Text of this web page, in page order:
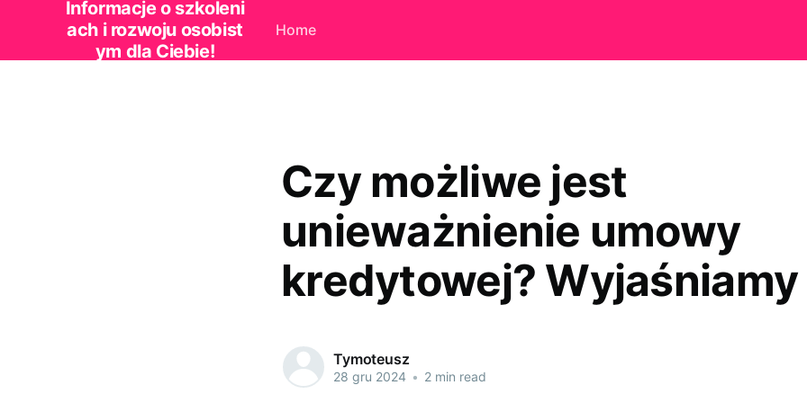
Informacje o szkoleni
ach i rozwoju osobist
ym dla Ciebie!
Home
Czy możliwe jest
unieważnienie umowy
kredytowej? Wyjaśniamy
Tymoteusz
28 gru 2024 • 2 min read